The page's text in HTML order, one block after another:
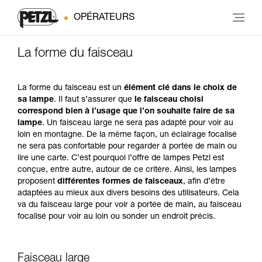
OPÉRATEURS
La forme du faisceau
La forme du faisceau est un élément clé dans le choix de
sa lampe. Il faut s’assurer que le faisceau choisi
correspond bien à l’usage que l’on souhaite faire de sa
lampe. Un faisceau large ne sera pas adapté pour voir au
loin en montagne. De la même façon, un éclairage focalisé
ne sera pas confortable pour regarder à portée de main ou
lire une carte. C’est pourquoi l’offre de lampes Petzl est
conçue, entre autre, autour de ce critère. Ainsi, les lampes
proposent différentes formes de faisceaux, afin d’être
adaptées au mieux aux divers besoins des utilisateurs. Cela
va du faisceau large pour voir à portée de main, au faisceau
focalisé pour voir au loin ou sonder un endroit précis.
Faisceau large